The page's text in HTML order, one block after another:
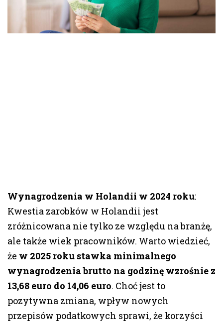
Wynagrodzenia w Holandii w 2024 roku:
Kwestia zarobków w Holandii jest
zróżnicowana nie tylko ze względu na branżę,
ale także wiek pracowników. Warto wiedzieć,
że w 2025 roku stawka minimalnego
wynagrodzenia brutto na godzinę wzrośnie z
13,68 euro do 14,06 euro. Choć jest to
pozytywna zmiana, wpływ nowych
przepisów podatkowych sprawi, że korzyści